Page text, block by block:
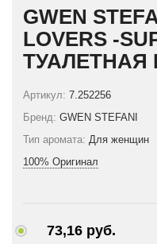
GWEN
LOVERS -
ТУАЛЕТНАЯ
Артикул: 7.252256
Бренд: GWEN STEFANI
Тип аромата: Для женщин
100% Оригинал
73,16 руб.